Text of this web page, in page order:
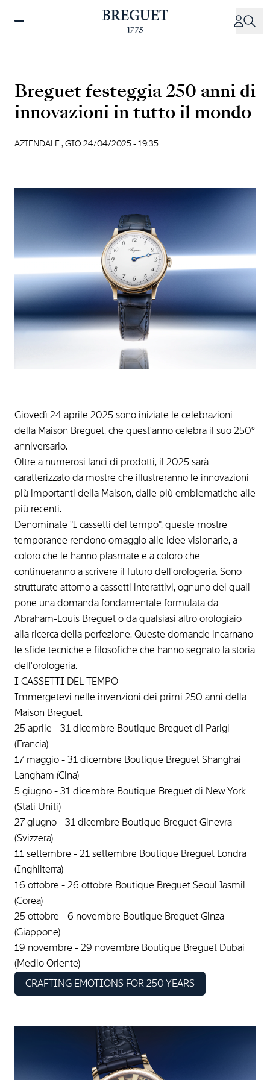
Breguet festeggia 250 anni di
innovazioni in tutto il mondo
AZIENDALE , GIO 24/04/2025 - 19:35
Giovedì 24 aprile 2025 sono iniziate le celebrazioni
della Maison Breguet, che quest'anno celebra il suo 250°
anniversario.
Oltre a numerosi lanci di prodotti, il 2025 sarà
caratterizzato da mostre che illustreranno le innovazioni
più importanti della Maison, dalle più emblematiche alle
più recenti.
Denominate "I cassetti del tempo", queste mostre
temporanee rendono omaggio alle idee visionarie, a
coloro che le hanno plasmate e a coloro che
continueranno a scrivere il futuro dell'orologeria. Sono
strutturate attorno a cassetti interattivi, ognuno dei quali
pone una domanda fondamentale formulata da
Abraham-Louis Breguet o da qualsiasi altro orologiaio
alla ricerca della perfezione. Queste domande incarnano
le sfide tecniche e filosofiche che hanno segnato la storia
dell'orologeria.
I CASSETTI DEL TEMPO
Immergetevi nelle invenzioni dei primi 250 anni della
Maison Breguet.
25 aprile - 31 dicembre Boutique Breguet di Parigi
(Francia)
17 maggio - 31 dicembre Boutique Breguet Shanghai
Langham (Cina)
5 giugno - 31 dicembre Boutique Breguet di New York
(Stati Uniti)
27 giugno - 31 dicembre Boutique Breguet Ginevra
(Svizzera)
11 settembre - 21 settembre Boutique Breguet Londra
(Inghilterra)
16 ottobre - 26 ottobre Boutique Breguet Seoul Jasmil
(Corea)
25 ottobre - 6 novembre Boutique Breguet Ginza
(Giappone)
19 novembre - 29 novembre Boutique Breguet Dubai
(Medio Oriente)
CRAFTING EMOTIONS FOR 250 YEARS